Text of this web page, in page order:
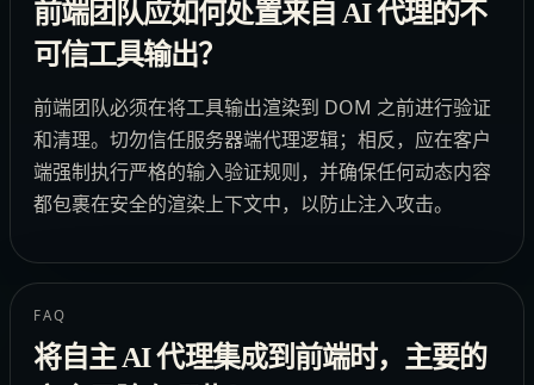
前端团队应如何处置来自 AI 代理的不
可信工具输出？
前端团队必须在将工具输出渲染到 DOM 之前进行验证
和清理。切勿信任服务器端代理逻辑；相反，应在客户
端强制执行严格的输入验证规则，并确保任何动态内容
都包裹在安全的渲染上下文中，以防止注入攻击。
FAQ
将自主 AI 代理集成到前端时，主要的